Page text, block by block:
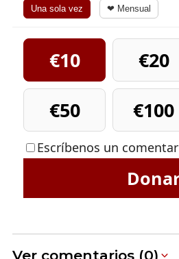
Una sola vez ❤ Mensual
€10 €20
€50
€100
Escríbenos un
Ver comentarios (0)